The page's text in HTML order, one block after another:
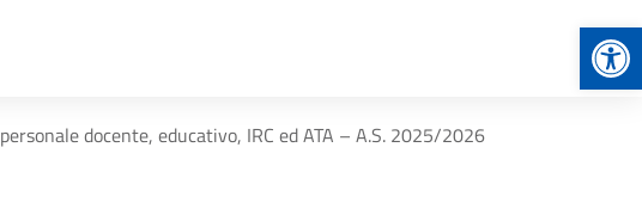
docente, educativo, IRC ed ATA – A.S. 2025/2026